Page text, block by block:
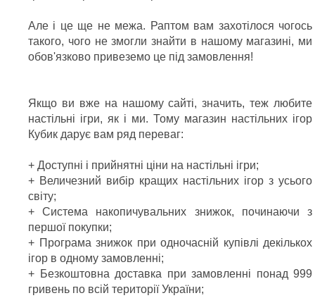
Але і це ще не межа. Раптом вам захотілося чогось
такого, чого не змогли знайти в нашому магазині, ми
обов'язково привеземо це під замовлення!
Якщо ви вже на нашому сайті, значить, теж любите
настільні ігри, як і ми. Тому магазин настільних ігор
Кубик дарує вам ряд переваг:
+ Доступні і прийнятні ціни на настільні ігри;
+ Величезний вибір кращих настільних ігор з усього
світу;
+ Система накопичувальних знижок, починаючи з
першої покупки;
+ Програма знижок при одночасній купівлі декількох
ігор в одному замовленні;
+ Безкоштовна доставка при замовленні понад 999
гривень по всій території України;